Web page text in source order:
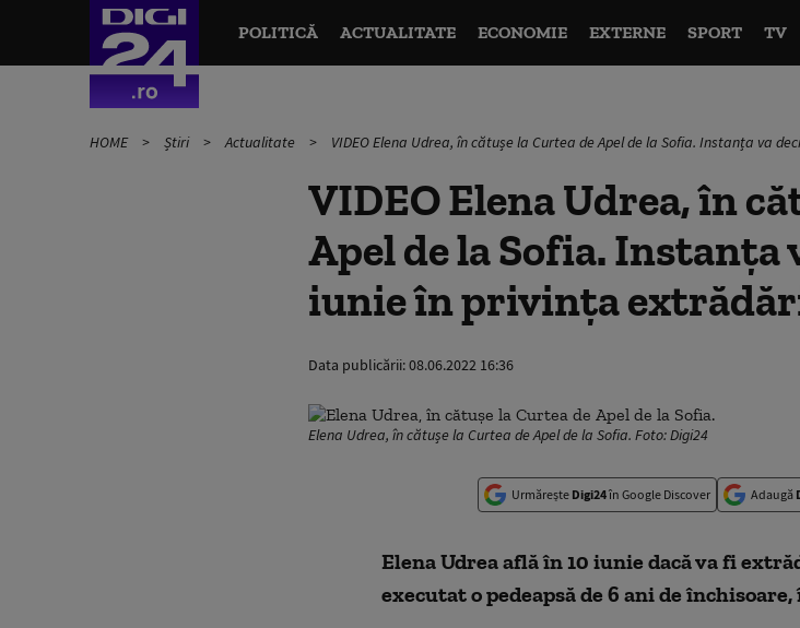
POLITICĂ ACTUALITATE ECONOMIE EXTERNE SPORT TV
HOME Știri Actualitate VIDEO Elena Udrea, în cătușe la Curtea de Apel de la Sofia. Instanța va
VIDEO Elena Udrea, în
Apel de la Sofia. Instanța
iunie în privința
Data publicării:08.06.2022 16:36
Elena Udrea, în cătușe la Curtea de Apel de la Sofia. Foto: Digi24
Urmărește Digi24în Google Discover Adaugă
Elena Udrea află în 10 iunie dacă va fi
executat o pedeapsă de 6 ani de